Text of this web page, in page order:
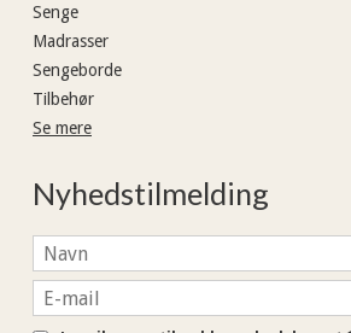
Senge
Madrasser
Sengeborde
Tilbehør
Se mere
Nyhedstilmelding